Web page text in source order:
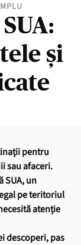
și
pentru
sau afaceri.
SUA, un
pe teritoriul
atenție
descoperi, pas